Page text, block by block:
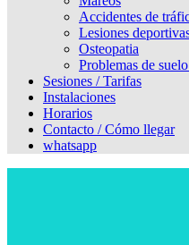
Accidentes de
Lesiones
Osteopatia
Problemas de
Sesiones / Tarifas
Instalaciones
Horarios
Contacto / Cómo llegar
whatsapp